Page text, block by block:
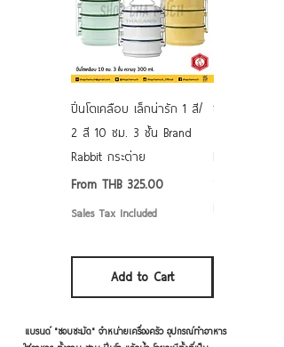
ปิ่นโตเคลือบ เล็กน่ารัก 1 สี/
2 สี 10 ซม. 3 ชั้น Brand
Rabbit กระต่าย
From THB 325.00
Sale Price
Sales Tax Included
Add to Cart
ชามเคลือบ
แบรนด์ "ชอบชะมัด" จำหน่ายเครื่องครัว อุปกรณ์ทำอาหาร